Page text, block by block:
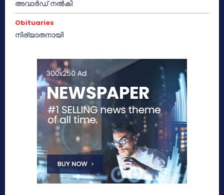
അവാർഡ് നൽകി
Obituaries
നിര്യാതനായി